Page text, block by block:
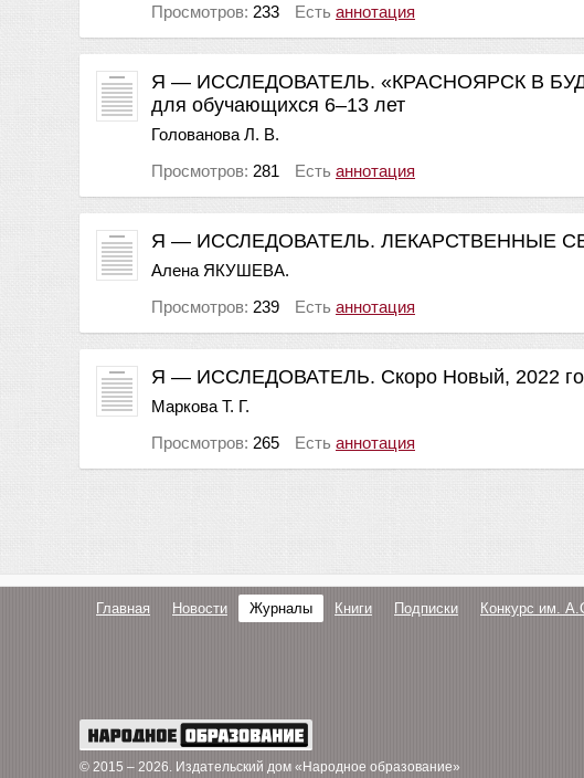
Просмотров: 233 Есть аннотация
Я — ИССЛЕДОВАТЕЛЬ. «КРАСНОЯРСК В
для обучающихся 6–13 лет
Голованова Л. В.
Просмотров: 281 Есть аннотация
Я — ИССЛЕДОВАТЕЛЬ. ЛЕКАРСТВЕННЫЕ
Алена ЯКУШЕВА.
Просмотров: 239 Есть аннотация
Я — ИССЛЕДОВАТЕЛЬ. Скоро Новый, 2022
Маркова Т. Г.
Просмотров: 265 Есть аннотация
Главная Новости Журналы Книги Подписки Конкурс им.
© 2015 – 2026. Издательский дом «Народное образование»